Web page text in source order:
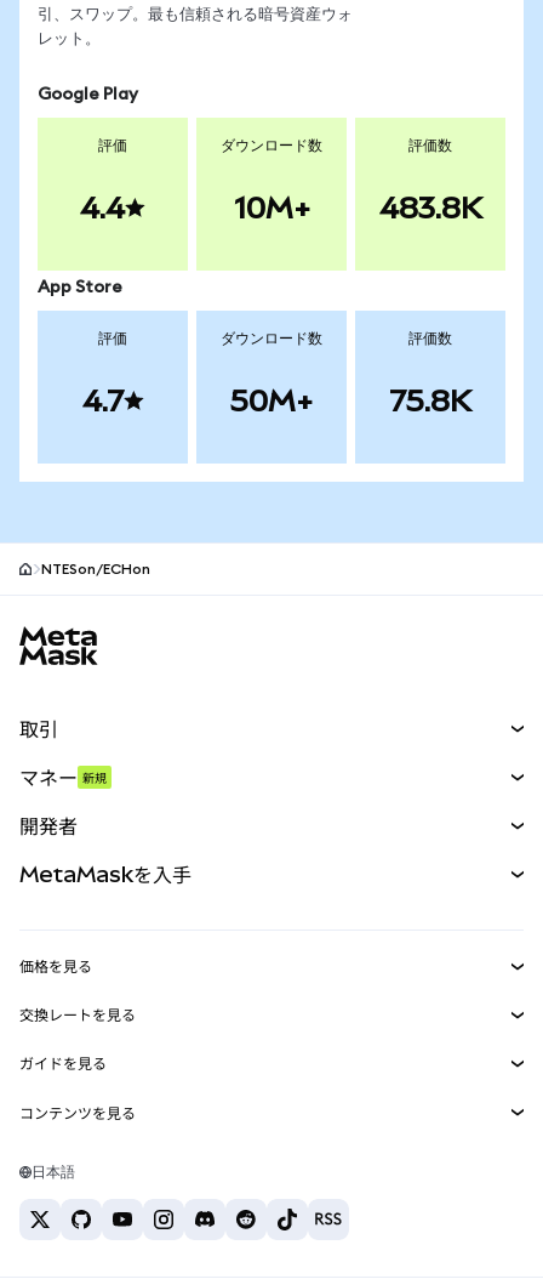
引、スワップ。最も信頼される暗号資産ウォ
レット。
Google Play
評価
4.4
ダウンロード数
10M+
評価数
483.8K
App Store
評価
4.7
ダウンロード数
50M+
評価数
75.8K
NTESon/ECHon
取引
パーペチュアル
RWA
マネー 新規
開発者
MetaMask Connect
Snaps
Web3サービス
MetaMaskを入手
セキュリティ
サポート
キャリア
お問い合わせ
価格を見る
イーサリアムの価格
Solanaの価格
Tetherの価格
交換レートを見る
ETH→USD
USDT→INR
BTC→INR
ETH→USDT
ガイドを見る
ETHの購入
USDTの購入
コンテンツを見る
Solanaウォレット
日本語